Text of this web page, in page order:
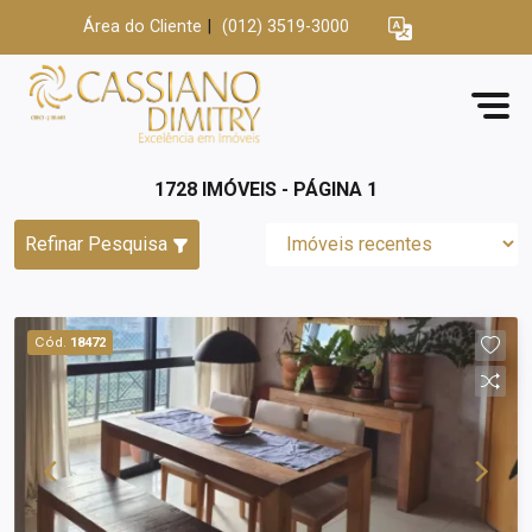
Área do Cliente (012) 3519-3000
1728 IMÓVEIS - PÁGINA 1
Refinar Pesquisa
Cód. 18472